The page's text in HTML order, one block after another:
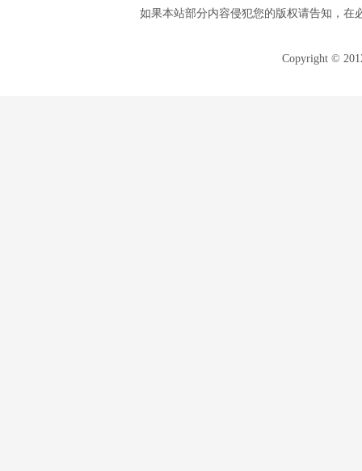
如果本站部分内容侵犯您的版权请告知，在
Copyright ©